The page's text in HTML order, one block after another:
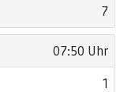
7
07:50 Uhr
1